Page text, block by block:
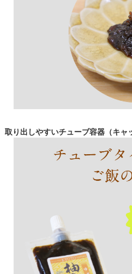
取り出しやすいチューブ容器（キャ